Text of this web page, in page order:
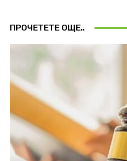
ПРОЧЕТЕТЕ ОЩЕ..